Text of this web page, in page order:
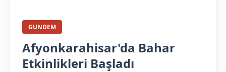
GUNDEM
Afyonkarahisar'da Bahar
Etkinlikleri Başladı